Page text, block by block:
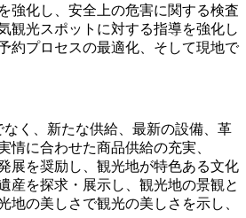
強化し、安全上の危害に関する検査
観光スポットに対する指導を強化し
約プロセスの最適化、そして現地で
く、新たな供給、最新の設備、革
に合わせた商品供給の充実、
展を奨励し、観光地が特色ある文化
産を探求・展示し、観光地の景観と
の美しさで観光の美しさを示し、